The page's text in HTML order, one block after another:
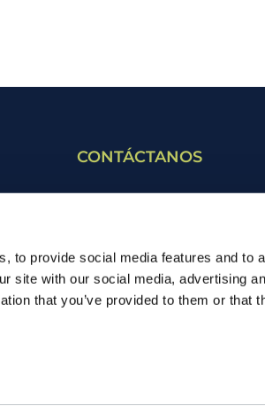
to provide social media features and to
site with our social media, advertising
that you’ve provided to them or that
CONTÁCTANOS